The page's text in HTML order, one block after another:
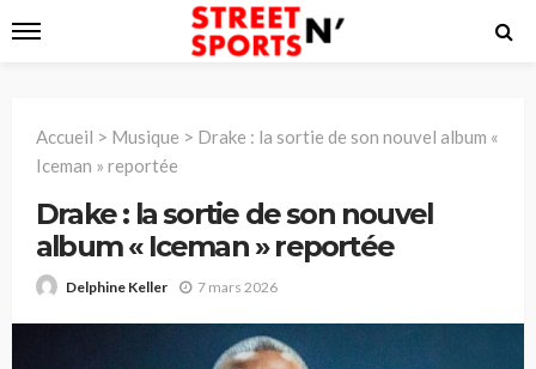
Accueil > Musique > Drake : la sortie de son nouvel album «
Iceman » reportée
Drake : la sortie de son nouvel
album « Iceman » reportée
Delphine Keller 7 mars 2026